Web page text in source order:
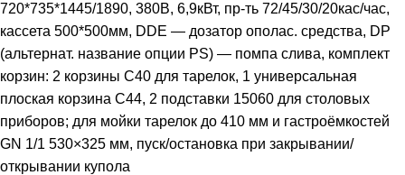
720*735*1445/1890, 380В, 6,9кВт, пр-ть 72/45/30/20кас/час,
кассета 500*500мм, DDE — дозатор ополас. средства, DP
(альтернат. название опции PS) — помпа слива, комплект
корзин: 2 корзины C40 для тарелок, 1 универсальная
плоская корзина C44, 2 подставки 15060 для столовых
приборов; для мойки тарелок до 410 мм и гастроёмкостей
GN 1/1 530×325 мм, пуск/остановка при закрывании/
открывании купола